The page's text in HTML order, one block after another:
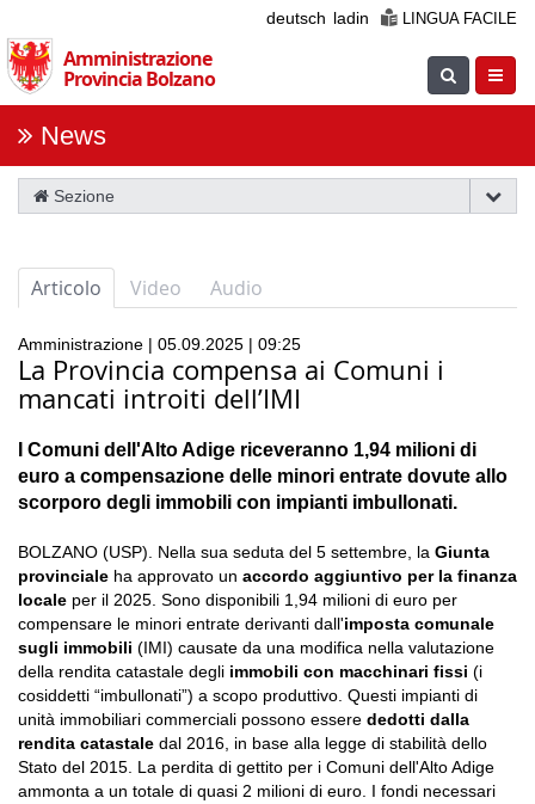
la
navigazione
deutsch ladin LINGUA FACILE
Amministrazione
Provincia Bolzano
Apri/
Visualizza/
ricerca
News
Sezione
Articolo Video Audio
Amministrazione | 05.09.2025 | 09:25
La Provincia compensa ai Comuni i
mancati introiti dell’IMI
I Comuni dell'Alto Adige riceveranno 1,94 milioni di
euro a compensazione delle minori entrate dovute allo
scorporo degli immobili con impianti imbullonati.
BOLZANO (USP). Nella sua seduta del 5 settembre, la Giunta
provinciale ha approvato un accordo aggiuntivo per la finanza
locale per il 2025. Sono disponibili 1,94 milioni di euro per
compensare le minori entrate derivanti dall'imposta comunale
sugli immobili (IMI) causate da una modifica nella valutazione
della rendita catastale degli immobili con macchinari fissi (i
cosiddetti “imbullonati”) a scopo produttivo. Questi impianti di
unità immobiliari commerciali possono essere dedotti dalla
rendita catastale dal 2016, in base alla legge di stabilità dello
Stato del 2015. La perdita di gettito per i Comuni dell'Alto Adige
ammonta a un totale di quasi 2 milioni di euro. I fondi necessari